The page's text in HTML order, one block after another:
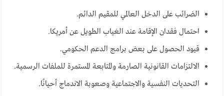
الضرائب على الدخل العالمي للمقيم الدائم.
احتمال فقدان الإقامة عند الغياب الطويل عن أمريكا.
قيود الحصول على بعض برامج الدعم الحكومي.
الالتزامات القانونية الصارمة والمتابعة المستمرة للملفات الرسمية.
التحديات النفسية والاجتماعية وصعوبة الاندماج أحيانًا.